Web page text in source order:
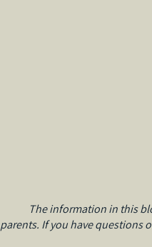
The information in this
parents. If you have questions